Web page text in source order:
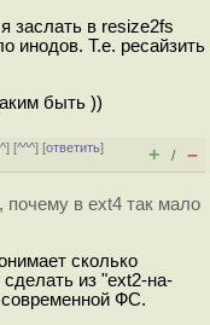
заслать в resize2fs
инодов. Т.е. ресайзить
быть ))
] [^^^] [ответить]
+ / –
в ext4 так мало
сколько
из "ext2-на-
ФС.